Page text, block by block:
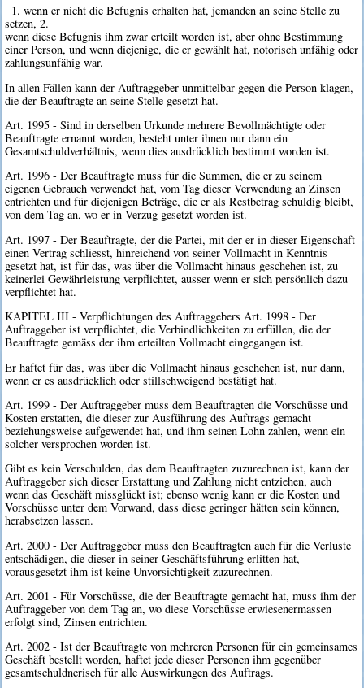
1. wenn er nicht die Befugnis erhalten hat, jemanden an seine Stelle zu
setzen, 2.
wenn diese Befugnis ihm zwar erteilt worden ist, aber ohne Bestimmung
einer Person, und wenn diejenige, die er gewählt hat, notorisch unfähig oder
zahlungsunfähig war.
In allen Fällen kann der Auftraggeber unmittelbar gegen die Person klagen,
die der Beauftragte an seine Stelle gesetzt hat.
Art. 1995 - Sind in derselben Urkunde mehrere Bevollmächtigte oder
Beauftragte ernannt worden, besteht unter ihnen nur dann ein
Gesamtschuldverhältnis, wenn dies ausdrücklich bestimmt worden ist.
Art. 1996 - Der Beauftragte muss für die Summen, die er zu seinem
eigenen Gebrauch verwendet hat, vom Tag dieser Verwendung an Zinsen
entrichten und für diejenigen Beträge, die er als Restbetrag schuldig bleibt,
von dem Tag an, wo er in Verzug gesetzt worden ist.
Art. 1997 - Der Beauftragte, der die Partei, mit der er in dieser Eigenschaft
einen Vertrag schliesst, hinreichend von seiner Vollmacht in Kenntnis
gesetzt hat, ist für das, was über die Vollmacht hinaus geschehen ist, zu
keinerlei Gewährleistung verpflichtet, ausser wenn er sich persönlich dazu
verpflichtet hat.
KAPITEL III - Verpflichtungen des Auftraggebers Art. 1998 - Der
Auftraggeber ist verpflichtet, die Verbindlichkeiten zu erfüllen, die der
Beauftragte gemäss der ihm erteilten Vollmacht eingegangen ist.
Er haftet für das, was über die Vollmacht hinaus geschehen ist, nur dann,
wenn er es ausdrücklich oder stillschweigend bestätigt hat.
Art. 1999 - Der Auftraggeber muss dem Beauftragten die Vorschüsse und
Kosten erstatten, die dieser zur Ausführung des Auftrags gemacht
beziehungsweise aufgewendet hat, und ihm seinen Lohn zahlen, wenn ein
solcher versprochen worden ist.
Gibt es kein Verschulden, das dem Beauftragten zuzurechnen ist, kann der
Auftraggeber sich dieser Erstattung und Zahlung nicht entziehen, auch
wenn das Geschäft missglückt ist; ebenso wenig kann er die Kosten und
Vorschüsse unter dem Vorwand, dass diese geringer hätten sein können,
herabsetzen lassen.
Art. 2000 - Der Auftraggeber muss den Beauftragten auch für die Verluste
entschädigen, die dieser in seiner Geschäftsführung erlitten hat,
vorausgesetzt ihm ist keine Unvorsichtigkeit zuzurechnen.
Art. 2001 - Für Vorschüsse, die der Beauftragte gemacht hat, muss ihm der
Auftraggeber von dem Tag an, wo diese Vorschüsse erwiesenermassen
erfolgt sind, Zinsen entrichten.
Art. 2002 - Ist der Beauftragte von mehreren Personen für ein gemeinsames
Geschäft bestellt worden, haftet jede dieser Personen ihm gegenüber
gesamtschuldnerisch für alle Auswirkungen des Auftrags.